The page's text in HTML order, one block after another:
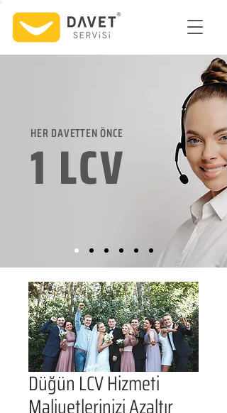
HER DAVETTEN ÖNCE
1 LCV
Düğün LCV Hizmeti
Maliyetlerinizi Azaltır